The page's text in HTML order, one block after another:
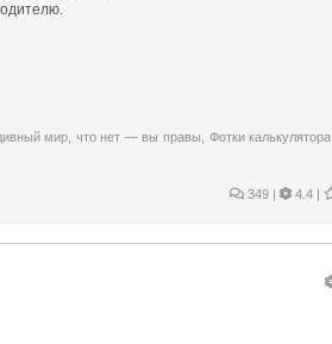
мир что нет — вы правы Фотки калькулятора
349 | 4.4 |